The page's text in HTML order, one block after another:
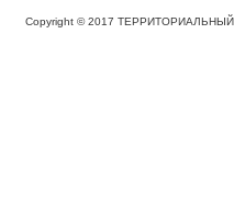
Copyright © 2017